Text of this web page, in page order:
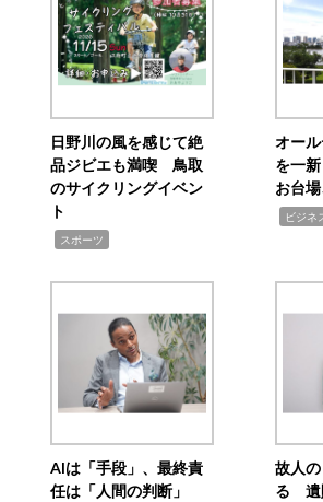
日野川の風を感じて絶
品ジビエも満喫 鳥取
のサイクリングイベン
ト
スポーツ
オー
を一
お台
ビジネ
AIは「手段」、最終責
任は「人間の判断」
故人
る 遺